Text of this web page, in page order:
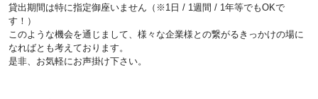
貸出期間は特に指定御座いません（※1日 / 1週間 / 1年等でもOKで
す！）
このような機会を通じまして、様々な企業様との繋がるきっかけの場に
なればとも考えております。
是非、お気軽にお声掛け下さい。